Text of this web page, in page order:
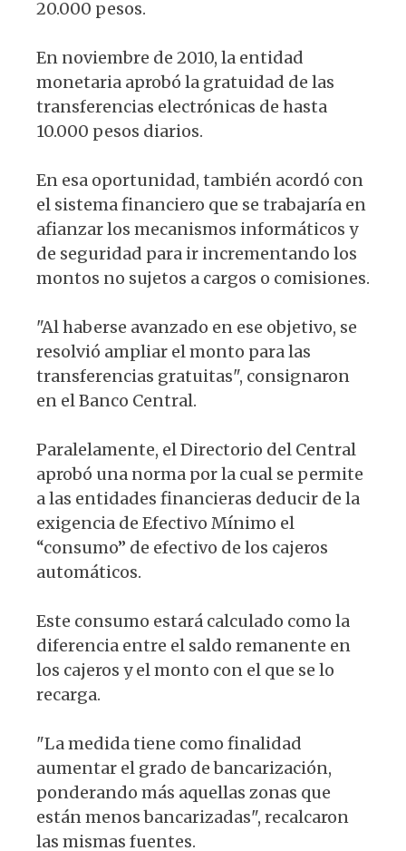
20.000 pesos.
En noviembre de 2010, la entidad
monetaria aprobó la gratuidad de las
transferencias electrónicas de hasta
10.000 pesos diarios.
En esa oportunidad, también acordó con
el sistema financiero que se trabajaría en
afianzar los mecanismos informáticos y
de seguridad para ir incrementando los
montos no sujetos a cargos o comisiones.
"Al haberse avanzado en ese objetivo, se
resolvió ampliar el monto para las
transferencias gratuitas", consignaron
en el Banco Central.
Paralelamente, el Directorio del Central
aprobó una norma por la cual se permite
a las entidades financieras deducir de la
exigencia de Efectivo Mínimo el
“consumo” de efectivo de los cajeros
automáticos.
Este consumo estará calculado como la
diferencia entre el saldo remanente en
los cajeros y el monto con el que se lo
recarga.
"La medida tiene como finalidad
aumentar el grado de bancarización,
ponderando más aquellas zonas que
están menos bancarizadas", recalcaron
las mismas fuentes.